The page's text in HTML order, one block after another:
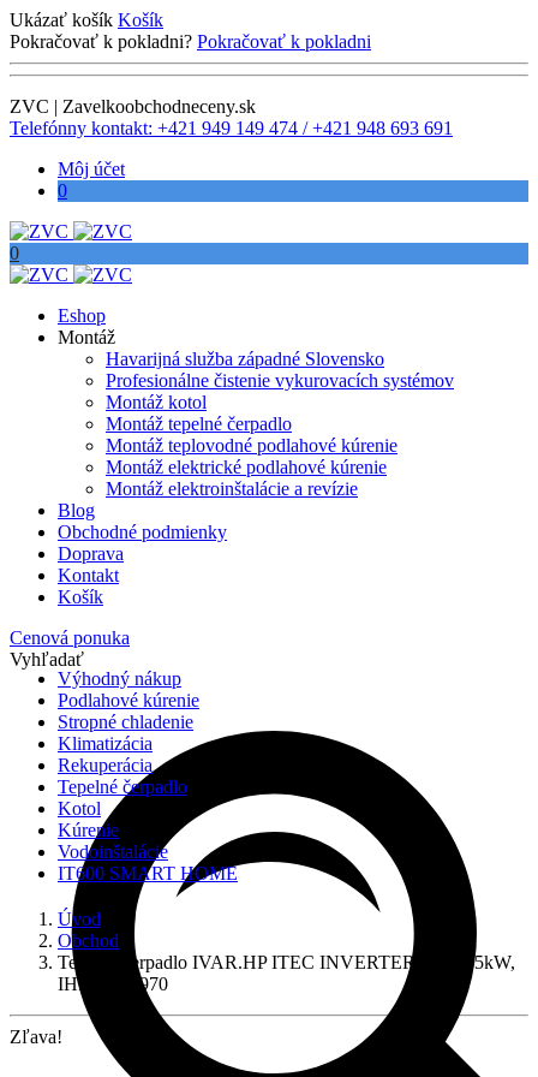
Ukázať košík Košík
Pokračovať k pokladni? Pokračovať k pokladni
ZVC | Zavelkoobchodneceny.sk
Telefónny kontakt: +421 949 149 474 / +421 948 693 691
Môj účet
0
0
Eshop
Montáž
Havarijná služba západné Slovensko
Profesionálne čistenie vykurovacích systémov
Montáž kotol
Montáž tepelné čerpadlo
Montáž teplovodné podlahové kúrenie
Montáž elektrické podlahové kúrenie
Montáž elektroinštalácie a revízie
Blog
Obchodné podmienky
Doprava
Kontakt
Košík
Cenová ponuka
Vyhľadať
Výhodný nákup
Podlahové kúrenie
Stropné chladenie
Klimatizácia
Rekuperácia
Tepelné čerpadlo
Kotol
Kúrenie
Vodoinštalácie
IT600 SMART HOME
Úvod
Obchod
Tepelné čerpadlo IVAR.HP ITEC INVERTER-PLUS 5kW,
IHP086L4970
Zľava!